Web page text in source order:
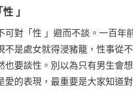
」
可對「性 」避而不談。一百年
不是處女就得浸豬籠，性事從
也要談性。別以為只有男生會
愛的表現，最重要是大家知道